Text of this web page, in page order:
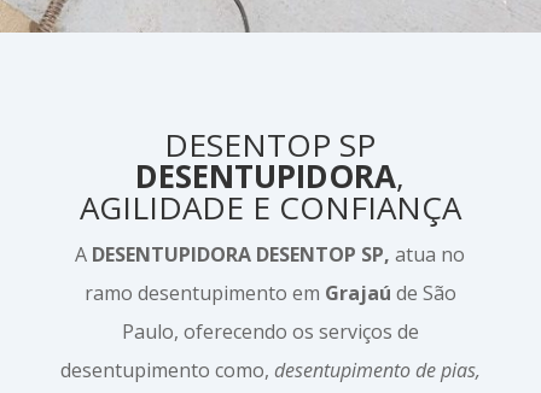
DESENTOP SP
DESENTUPIDORA,
AGILIDADE E CONFIANÇA
A DESENTUPIDORA DESENTOP SP,atua no
ramo desentupimento em Grajaú de São
Paulo, oferecendo os serviços de
desentupimento como, desentupimento de pias,